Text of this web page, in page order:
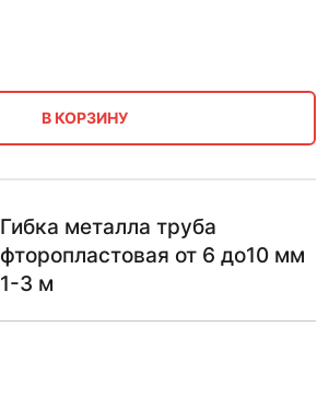
В КОРЗИНУ
Гибка металла труба
фторопластовая от 6 до10 мм
1-3 м